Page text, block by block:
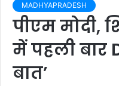
MADHYAPRADESH
पीएम मोदी,
में पहली बार
बात’